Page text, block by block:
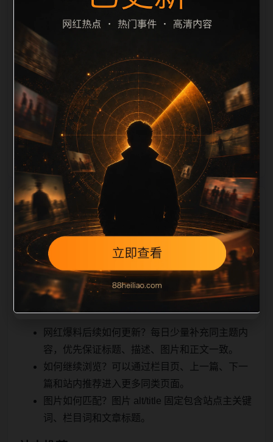
面，应通过不同角度补充事件背景、访问场景、相关问
题或专题入口，降低站群页面之间的重复感。页面底部
保留同类推荐、上一篇下一篇和 sitemap 入口，保证重
要页面点击深度尽量控制在三次以内。正文维护时可按
用户搜索路径补充三类信息：入口是否稳定、同栏目还
有哪些可继续阅读、移动端打开时图片和摘要是否一
致。每次新增内容后同步检查标题、description、
canonical、主题图、alt、title和推荐链接，确保页面既
能被搜索
相关问题与推荐
引擎理解，也能让真实用户顺着栏目继续浏览。同站连
续更新时避免重复标题和重复首段，优先补充不同关键
词、不同栏目词和不同问题角度。栏目页则保留清晰入
口，方便后续专题自动归集。发布后按真实浏览器复查
首屏、图片、跳转体验、相关推荐和加载速度。
网红爆料后续如何更新？每日少量补充同主题内
容，优先保证标题、描述、图片和正文一致。
如何继续浏览？可以通过栏目页、上一篇、下一
篇和站内推荐进入更多同类页面。
图片如何匹配？图片 alt/title 固定包含站点主关键
词、栏目词和文章标题。